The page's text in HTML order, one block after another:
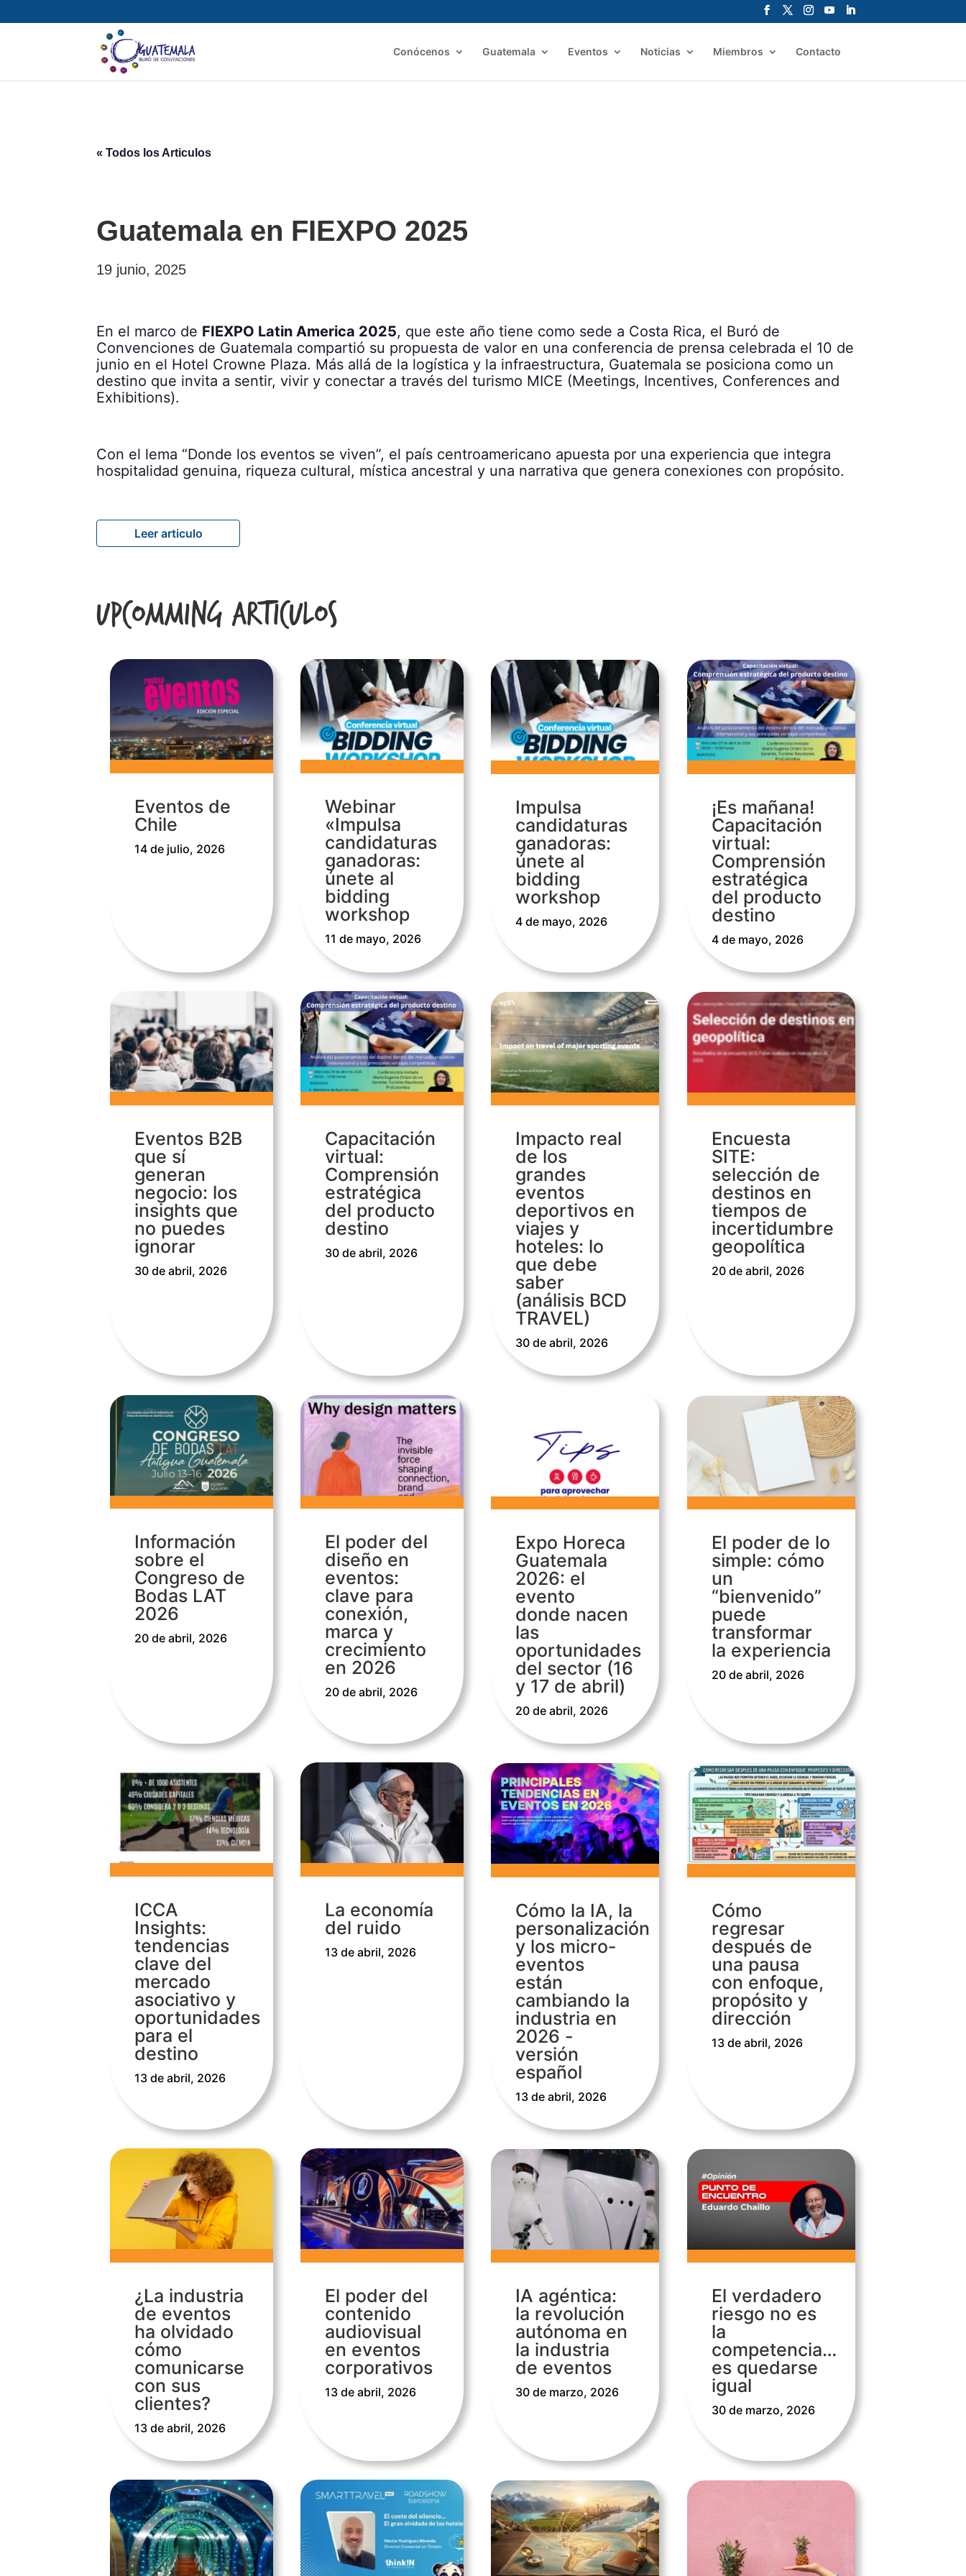
Conócenos Guatemala Eventos Noticias Miembros Contacto
« Todos los Articulos
Guatemala en FIEXPO 2025
19 junio, 2025
En el marco de FIEXPO Latin America 2025, que este año tiene como sede a Costa Rica, el Buró de
Convenciones de Guatemala compartió su propuesta de valor en una conferencia de prensa celebrada el 10 de
junio en el Hotel Crowne Plaza. Más allá de la logística y la infraestructura, Guatemala se posiciona como un
destino que invita a sentir, vivir y conectar a través del turismo MICE (Meetings, Incentives, Conferences and
Exhibitions).
Con el lema “Donde los eventos se viven”, el país centroamericano apuesta por una experiencia que integra
hospitalidad genuina, riqueza cultural, mística ancestral y una narrativa que genera conexiones con propósito.
Leer articulo
Upcomming Articulos
Eventos de
Chile
14 de julio, 2026
Webinar
«Impulsa
candidaturas
ganadoras:
únete al
bidding
workshop
11 de mayo, 2026
Impulsa
candidaturas
ganadoras:
únete al
bidding
workshop
4 de mayo, 2026
¡Es mañana!
Capacitación
virtual:
Comprensión
estratégica
del producto
destino
4 de mayo, 2026
Eventos B2B
que sí
generan
negocio: los
insights que
no puedes
ignorar
30 de abril, 2026
Capacitación
virtual:
Comprensión
estratégica
del producto
destino
30 de abril, 2026
Impacto real
de los
grandes
eventos
deportivos en
viajes y
hoteles: lo
que debe
saber
(análisis BCD
TRAVEL)
30 de abril, 2026
Encuesta
SITE:
selección de
destinos en
tiempos de
incertidumbre
geopolítica
20 de abril, 2026
Información
sobre el
Congreso de
Bodas LAT
2026
20 de abril, 2026
El poder del
diseño en
eventos:
clave para
conexión,
marca y
crecimiento
en 2026
20 de abril, 2026
Expo Horeca
Guatemala
2026: el
evento
donde nacen
las
oportunidades
del sector (16
y 17 de abril)
20 de abril, 2026
El poder de lo
simple: cómo
un
“bienvenido”
puede
transformar
la experiencia
20 de abril, 2026
ICCA
Insights:
tendencias
clave del
mercado
asociativo y
oportunidades
para el
destino
13 de abril, 2026
La economía
del ruido
13 de abril, 2026
Cómo la IA, la
personalización
y los micro-
eventos
están
cambiando la
industria en
2026 -
versión
español
13 de abril, 2026
Cómo
regresar
después de
una pausa
con enfoque,
propósito y
dirección
13 de abril, 2026
¿La industria
de eventos
ha olvidado
cómo
comunicarse
con sus
clientes?
13 de abril, 2026
El poder del
contenido
audiovisual
en eventos
corporativos
13 de abril, 2026
IA agéntica:
la revolución
autónoma en
la industria
de eventos
30 de marzo, 2026
El verdadero
riesgo no es
la
competencia…
es quedarse
igual
30 de marzo, 2026